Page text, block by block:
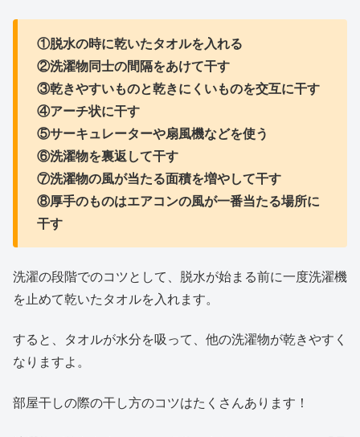
①脱水の時に乾いたタオルを入れる
②洗濯物同士の間隔をあけて干す
③乾きやすいものと乾きにくいものを交互に干す
④アーチ状に干す
⑤サーキュレーターや扇風機などを使う
⑥洗濯物を裏返して干す
⑦洗濯物の風が当たる面積を増やして干す
⑧厚手のものはエアコンの風が一番当たる場所に
干す
洗濯の段階でのコツとして、脱水が始まる前に一度洗濯機
を止めて乾いたタオルを入れます。
すると、タオルが水分を吸って、他の洗濯物が乾きやすく
なりますよ。
部屋干しの際の干し方のコツはたくさんあります！